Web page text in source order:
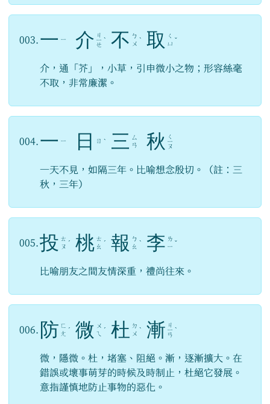
003. 一 ㄧ 介 ㄐ
ㄧ
ㄝ
ˋ 不 ㄅ
ㄨ ˋ 取
ㄑ
ㄩ ˇ
介，通「芥」，小草，引申微小之物；形容絲毫
不取，非常廉潔。
004. 一 ㄧ 日 ㄖ ˋ 三 ㄙ
ㄢ
秋 ㄑ
ㄧ
ㄡ
一天不見，如隔三年。比喻想念殷切。（註：三
秋，三年）
005. 投 ㄊ
ㄡ ˊ 桃 ㄊ
ㄠ ˊ 報 ㄅ
ㄠ ˋ 李 ㄌ
ㄧ ˇ
比喻朋友之間友情深重，禮尚往來。
006. 防 ㄈ
ㄤ ˊ 微 ㄨ
ㄟ
ˊ 杜 ㄉ
ㄨ ˋ 漸 ㄐ
ㄧ
ㄢ
ˋ
微，隱微。杜，堵塞、阻絕。漸，逐漸擴大。在
錯誤或壞事萌芽的時候及時制止，杜絕它發展。
意指謹慎地防止事物的惡化。